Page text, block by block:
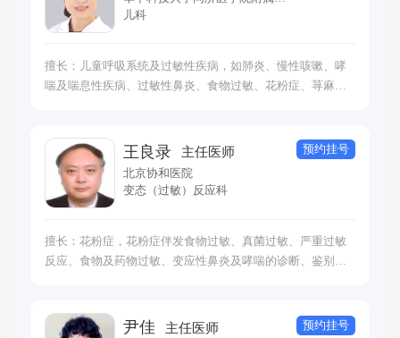
杂病（与睡眠相关的内科疾病，如甲状腺疾病、睡眠头痛、
睡眠障碍合并呼吸疾病、抑郁症焦虑症等神经症合并睡眠障
儿科
擅长：儿童呼吸系统及过敏性疾病，如肺炎、慢性咳嗽、哮
喘及喘息性疾病、过敏性鼻炎、食物过敏、花粉症、荨麻疹
王良录 主任医师
北京协和医院
变态（过敏）反应科
预约挂号
擅长：花粉症，花粉症伴发食物过敏、真菌过敏、严重过敏
反应、食物及药物过敏、变应性鼻炎及哮喘的诊断、鉴别诊
尹佳 主任医师 预约挂号